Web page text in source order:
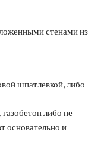
стенами из
шпатлевкой, либо
либо не
основательно и